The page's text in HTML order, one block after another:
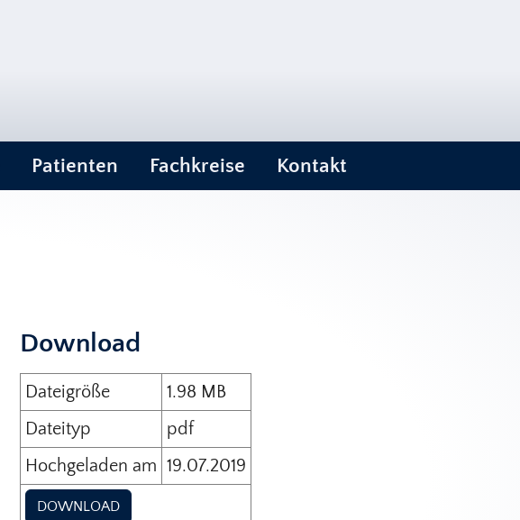
Patienten Fachkreise Kontakt
Download
Dateigröße
1.98 MB
Dateityp
pdf
Hochgeladen am 19.07.2019
DOWNLOAD